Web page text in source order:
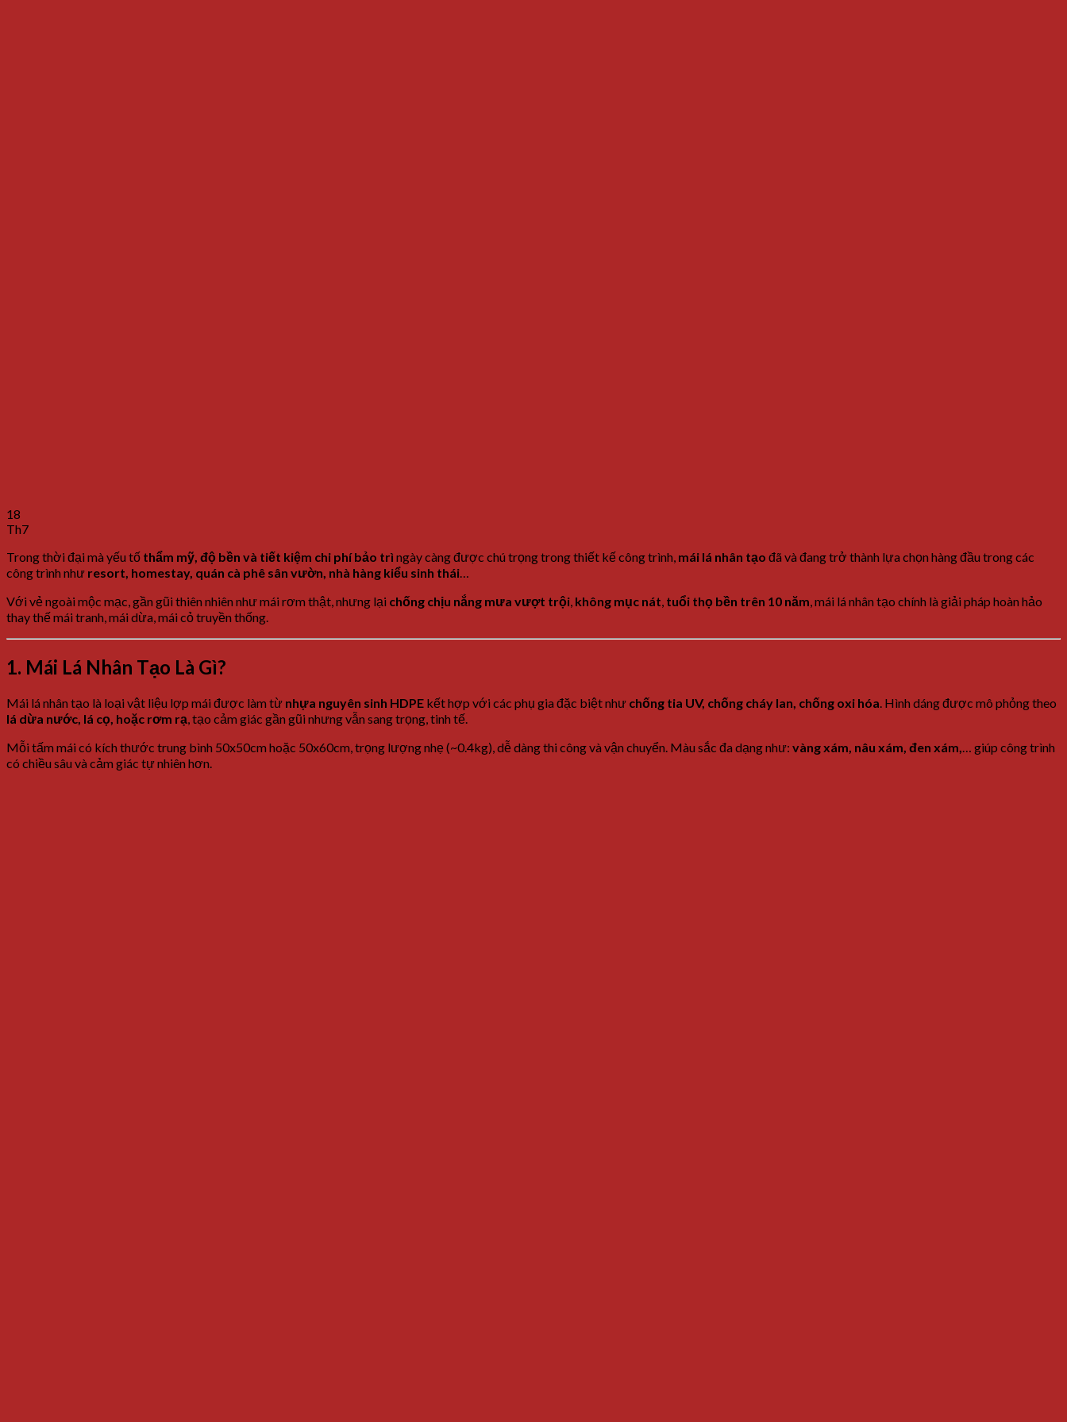
18
Th7
Trongthờiđạimàyếutố thẩm mỹ, độ bền và tiết kiệm chi phíbảo trì ngàycàngđược chútrọngtrongthiết kếcôngtrình, mái lá nhân tạo đãvàđangtrở thành lựachọnhàngđầutrongcác
côngtrìnhnhư resort, homestay, quán cà phê sân vườn, nhà hàng kiểu sinh thái…
Vớivẻngoàimộc mạc,gầngũithiênnhiênnhưmáirơmthật,nhưng lại chống chịu nắng mưa vượt trội, không mục nát, tuổi thọ bền trên 10 năm,mái lánhântạo chính làgiảipháp hoànhảo
thaythếmáitranh,máidừa,máicỏtruyềnthống.
1. Mái Lá Nhân Tạo Là Gì?
Mái lá nhân tạo là loạivật liệu lợp máiđược làmtừ nhựa nguyên sinh HDPE kếthợp vớicác phụ giađặc biệtnhư chống tia UV, chống cháy lan, chống oxi hóa Hìnhdángđược mô phỏngtheo
lá dừa nước, lá cọ, hoặc rơm rạ tạo cảmgiác gầngũinhưngvẫnsangtrọng, tinhtế.
Mỗitấmmáicó kíchthước trung bình 50x50cmhoặc 50x60cm, trọng lượngnhẹ (~0.4kg), dễdàngthicôngvàvậnchuyển. Màusắc đadạngnhư: vàng xám nâu xám , đen xám, giúp côngtrình
có chiềusâuvàcảmgiác tựnhiênhơn.